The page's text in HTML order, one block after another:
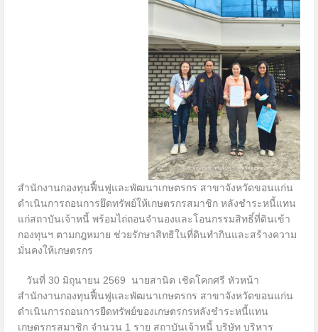
สำนักงานกองทุนฟื้นฟูและพัฒนาเกษตรกร สาขาจังหวัดขอนแก่น
ดำเนินการถอนการยึดทรัพย์ให้เกษตรกรสมาชิก หลังชำระหนี้แทน
แก่สถาบันเจ้าหนี้ พร้อมไถ่ถอนจำนองและโอนกรรมสิทธิ์ที่ดินเข้า
กองทุนฯ ตามกฎหมาย ช่วยรักษาสิทธิในที่ดินทำกินและสร้างความ
มั่นคงให้เกษตรกร
วันที่ 30 มิถุนายน 2569 นายสานิต เชิดโคกศรี หัวหน้า
สำนักงานกองทุนฟื้นฟูและพัฒนาเกษตรกร สาขาจังหวัดขอนแก่น
ดำเนินการถอนการยืดทรัพย์ของเกษตรกรหลังชำระหนี้แทน
เกษตรกรสมาชิก จำนวน 1 ราย สถาบันเจ้าหนี้ บริษัท บริหาร